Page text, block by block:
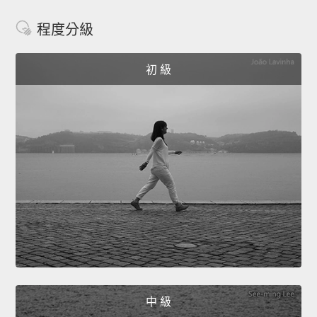
程度分級
初 級
中 級